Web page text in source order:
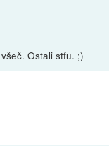
Ostali stfu. ;)